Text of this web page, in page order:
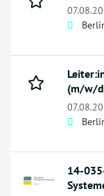
(m/w/
14-